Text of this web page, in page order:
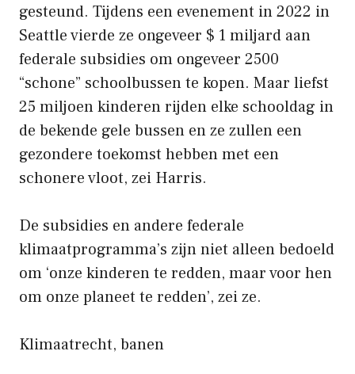
gesteund. Tijdens een evenement in 2022 in
Seattle vierde ze ongeveer $ 1 miljard aan
federale subsidies om ongeveer 2500
“schone” schoolbussen te kopen. Maar liefst
25 miljoen kinderen rijden elke schooldag in
de bekende gele bussen en ze zullen een
gezondere toekomst hebben met een
schonere vloot, zei Harris.
De subsidies en andere federale
klimaatprogramma’s zijn niet alleen bedoeld
om ‘onze kinderen te redden, maar voor hen
om onze planeet te redden’, zei ze.
Klimaatrecht, banen